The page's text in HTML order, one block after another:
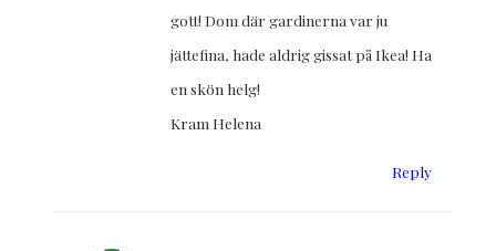
gott! Dom där gardinerna var ju
jättefina, hade aldrig gissat på Ikea! Ha
en skön helg!
Kram Helena
Reply